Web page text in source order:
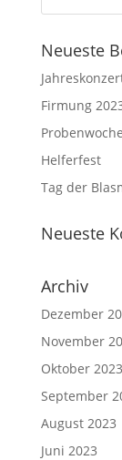
Neueste
Firmung
Helferfest
Tag der
Neueste
Archiv
Dezember
November
Oktober 2023
September
August 2023
Juni 2023